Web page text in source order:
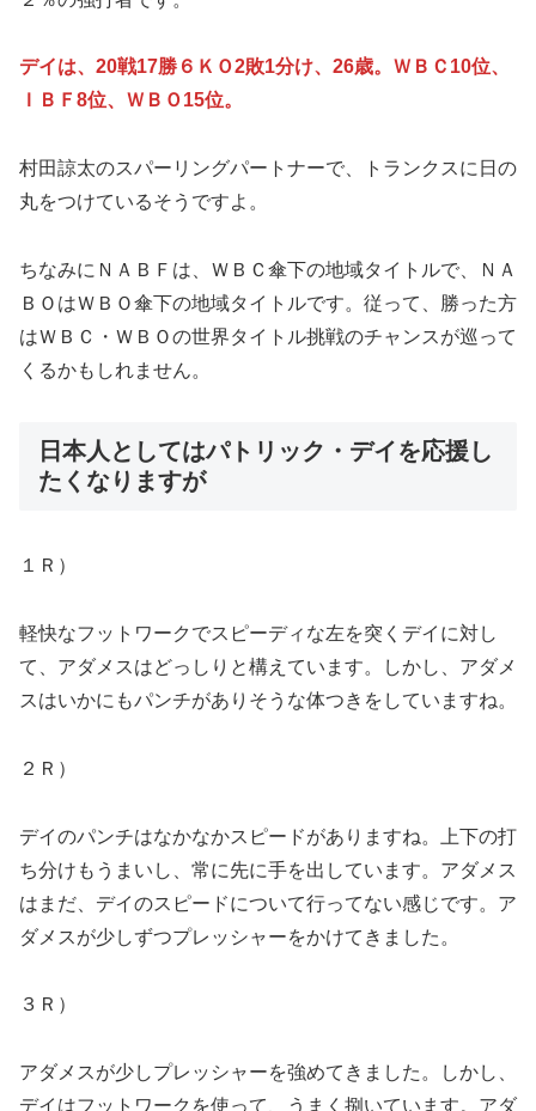
デイは、20戦17勝６ＫＯ2敗1分け、26歳。ＷＢＣ10位、
ＩＢＦ8位、ＷＢＯ15位。
村田諒太のスパーリングパートナーで、トランクスに日の
丸をつけているそうですよ。
ちなみにＮＡＢＦは、ＷＢＣ傘下の地域タイトルで、ＮＡ
ＢＯはＷＢＯ傘下の地域タイトルです。従って、勝った方
はＷＢＣ・ＷＢＯの世界タイトル挑戦のチャンスが巡って
くるかもしれません。
日本人としてはパトリック・デイを応援し
たくなりますが
１Ｒ）
軽快なフットワークでスピーディな左を突くデイに対し
て、アダメスはどっしりと構えています。しかし、アダメ
スはいかにもパンチがありそうな体つきをしていますね。
２Ｒ）
デイのパンチはなかなかスピードがありますね。上下の打
ち分けもうまいし、常に先に手を出しています。アダメス
はまだ、デイのスピードについて行ってない感じです。ア
ダメスが少しずつプレッシャーをかけてきました。
３Ｒ）
アダメスが少しプレッシャーを強めてきました。しかし、
デイはフットワークを使って、うまく捌いています。アダ